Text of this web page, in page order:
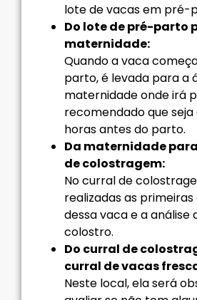
lote de vacas em pré-
Do lote de pré-parto
maternidade:
Quando a vaca
parto, é levada para a
maternidade onde irá
recomendado que seja
horas antes do parto.
Da maternidade
de colostragem:
No curral de
realizadas as
dessa vaca e a análise
colostro.
Do curral de
curral de vacas
Neste local, ela será